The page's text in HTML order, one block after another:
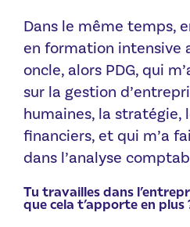
Dans le même temps,
en formation intensive
oncle, alors PDG, qui
sur la gestion
humaines, la stratégie,
financiers, et qui m’a
dans l’analyse
Tu travailles dans
que cela t’apporte en plus